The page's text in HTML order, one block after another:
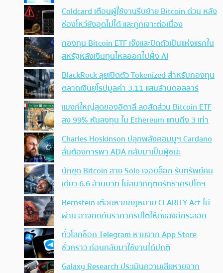
Coldcard เตือนผู้ใช้งานรีบย้าย Bitcoin ด่วน หลัง
ช่องโหว่ยังอุดไม่ได้ และถูกเจาะต่อเนื่อง
กองทุน Bitcoin ETF เจ๊งและปิดตัวเป็นแห่งแรกใน
สหรัฐหลังเงินทุนไหลออกไปฝั่ง AI
BlackRock ลุยเปิดตัว Tokenized สำหรับกองทุน
ตลาดเงินยุโรปมูลค่า 3.11 แสนล้านดอลลาร์
แบงก์ใหญ่สุดของอิตาลี ลดสัดส่วน Bitcoin ETF
ลง 99% หันลงทุน ใน Ethereum แทนถึง 3 เท่า
Charles Hoskinson ปลุกพลังคอมมูฯ Cardano
ลั่นต้องการพา ADA กลับมาเป็นผู้ชนะ
นักขุด Bitcoin สาย Solo เจอบล็อก รับทรัพย์คน
เดียว 6.6 ล้านบาท ไม่สนวิกฤตศรัทธาคริปโทฯ
Bernstein เตือนหากกฎหมาย CLARITY Act ไม่
ผ่าน อาจกดดันราคาคริปโตให้ดิ่งลงอีกระลอก
ทั่วโลกช็อก Telegram หายจาก App Store
ชั่วคราว ก่อนกลับมาใช้งานได้ปกติ
Galaxy Research ประเมินความเสียหายจาก